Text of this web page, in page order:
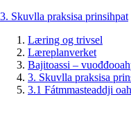
3. Skuvlla praksisa prinsihpat
Læring og trivsel
Læreplanverket
Bajitoassi –
3. Skuvlla praksisa
3.1 Fátmmasteaddji